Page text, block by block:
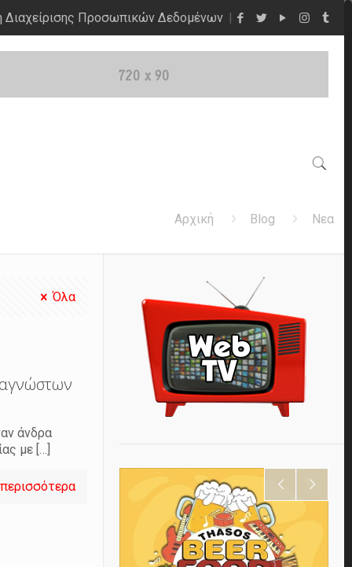
Διαχείρισης Προσωπικών Δεδομένων
Αρχική Blog Νεα
Όλα
άνδρα
με […]